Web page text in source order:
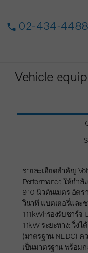
02-434-4488
Vehicle
รายละเอียดสำคัญ
Performance ให้กำลั
910 นิวตันเมตร อัตร
วินาที แบตเตอรี่และช
111kWhรองรับชาร์จ
11kW ระยะทาง: วิ่ง
(มาตรฐาน NEDC) ค
เป็นมาตรฐาน พร้อม